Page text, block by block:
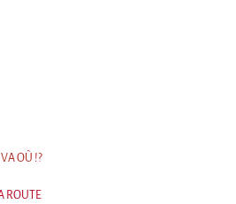
OÙ !?
ROUTE